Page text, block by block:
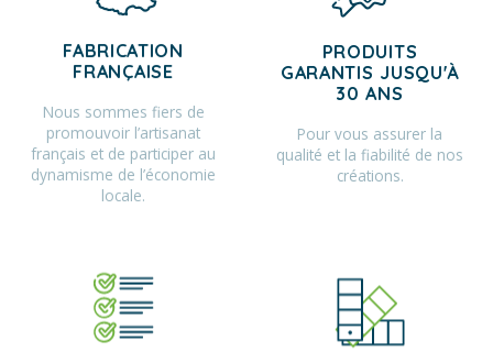
FABRICATION
FRANÇAISE
Nous sommes fiers de
promouvoir l’artisanat
français et de participer au
dynamisme de l’économie
locale.
PRODUITS
GARANTIS JUSQU'À
30 ANS
Pour vous assurer la
qualité et la fiabilité de nos
créations.